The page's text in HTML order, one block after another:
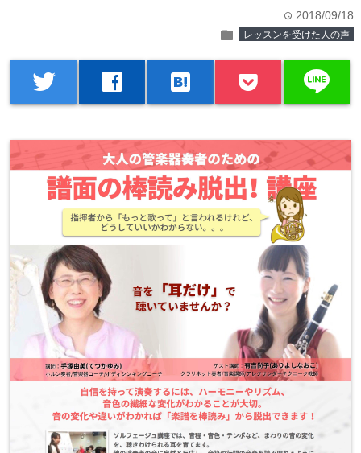
time 2018/09/18
folder レッスンを受けた人の声
twitter facebook hatenabookmark line